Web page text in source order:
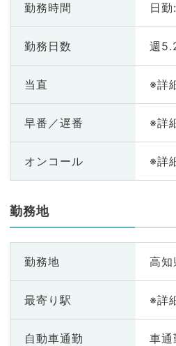
勤務時間 日
勤務日数 週
当直 ※詳
早番／遅番 ※詳
オンコール ※詳
勤務地
勤務地 高知
最寄り駅 ※詳
自動車通勤 車通